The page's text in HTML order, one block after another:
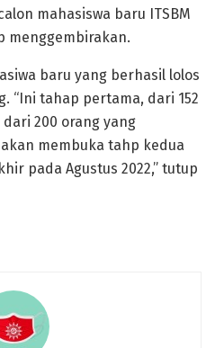
mahasiswa baru ITSBM
menggembirakan.
baru yang berhasil lolos
“Ini tahap pertama, dari 152
200 orang yang
membuka tahp kedua
pada Agustus 2022,” tutup